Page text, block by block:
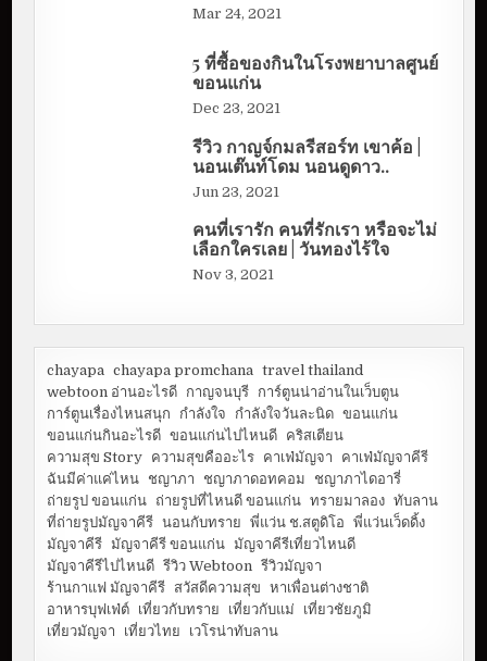
Mar 24, 2021
5 ที่ซื้อของกินในโรงพยาบาลศูนย์
ขอนแก่น
Dec 23, 2021
รีวิว กาญจ์กมลรีสอร์ท เขาค้อ |
นอนเต๊นท์โดม นอนดูดาว..
Jun 23, 2021
คนที่เรารัก คนที่รักเรา หรือจะไม่
เลือกใครเลย | วันทองไร้ใจ
Nov 3, 2021
chayapa chayapa promchana
travel thailand
webtoon อ่านอะไรดี กาญจนบุรี การ์ตูนน่าอ่านในเว็บตูน
การ์ตูนเรื่องไหนสนุก
กำลังใจ กำลังใจวันละนิด ขอนแก่น
ขอนแก่นกินอะไรดี ขอนแก่นไปไหนดี คริสเตียน
ความสุข Story ความสุขคืออะไร คาเฟ่มัญจา
คาเฟ่มัญจาคีรี
ฉันมีค่าแค่ไหน ชญาภา ชญาภาดอทคอม
ชญาภาไดอารี่
ถ่ายรูป ขอนแก่น ถ่ายรูปที่ไหนดี ขอนแก่น ทรายมาลอง ทับลาน
ที่ถ่ายรูปมัญจาคีรี นอนกับทราย พี่แว่น ช.สตูดิโอ
พี่แว่นเว็ดดิ้ง
มัญจาคีรี มัญจาคีรี ขอนแก่น มัญจาคีรีเที่ยวไหนดี
มัญจาคีรีไปไหนดี รีวิว Webtoon
รีวิวมัญจา
ร้านกาแฟ มัญจาคีรี สวัสดีความสุข
หาเพื่อนต่างชาติ
อาหารบุฟเฟ่ต์ เที่ยวกับทราย เที่ยวกับแม่
เที่ยวชัยภูมิ
เที่ยวมัญจา
เที่ยวไทย เวโรน่าทับลาน